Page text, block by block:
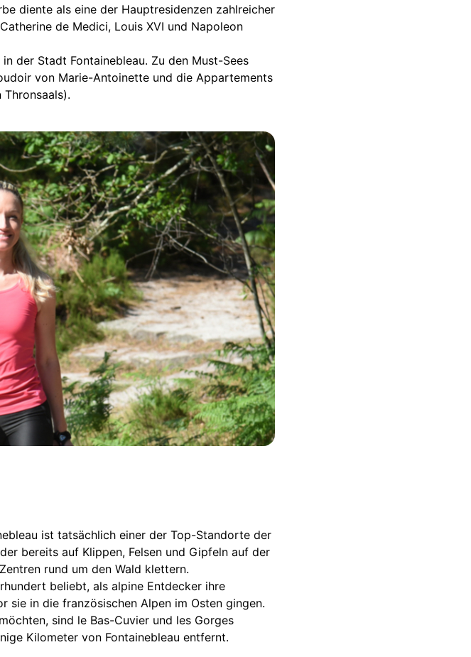
diente als eine der Hauptresidenzen zahlreicher
de Medici, Louis XVI und Napoleon
der Stadt Fontainebleau. Zu den Must-Sees
von Marie-Antoinette und die Appartements
ist tatsächlich einer der Top-Standorte der
bereits auf Klippen, Felsen und Gipfeln auf der
rund um den Wald klettern.
beliebt, als alpine Entdecker ihre
sie in die französischen Alpen im Osten gingen.
sind le Bas-Cuvier und les Gorges
Kilometer von Fontainebleau entfernt.